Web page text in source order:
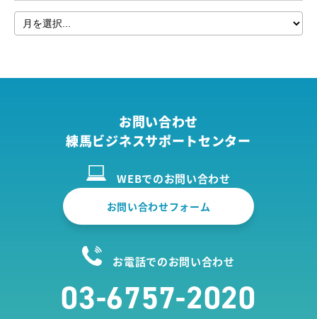
お問い合わせ
練馬ビジネスサポートセンター
WEBでのお問い合わせ
お問い合わせフォーム
お電話でのお問い合わせ
03-6757-2020